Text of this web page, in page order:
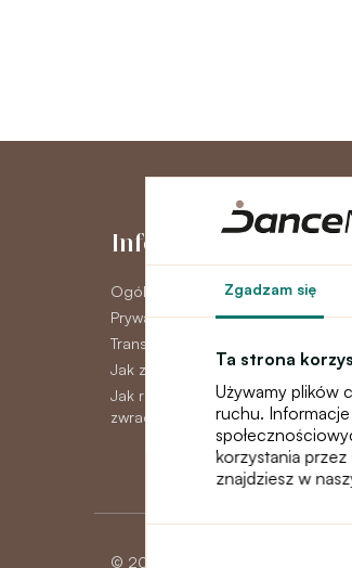
Zgadzam się
Ta strona
Używamy plików
ruchu.
korzystania
znajdziesz w
Informacje
Ogólne warunki
Prywatność GDPR
Transport
Jak zapłacić
Jak reklamować, wymieniać lub
zwracać towar
© 2026 Dancemaster